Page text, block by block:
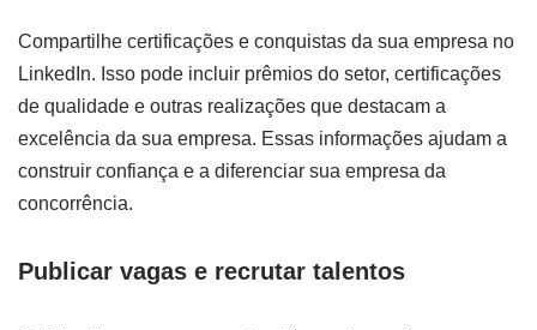
Compartilhe certificações e conquistas da sua empresa no
LinkedIn. Isso pode incluir prêmios do setor, certificações
de qualidade e outras realizações que destacam a
excelência da sua empresa. Essas informações ajudam a
construir confiança e a diferenciar sua empresa da
concorrência.
Publicar vagas e recrutar talentos